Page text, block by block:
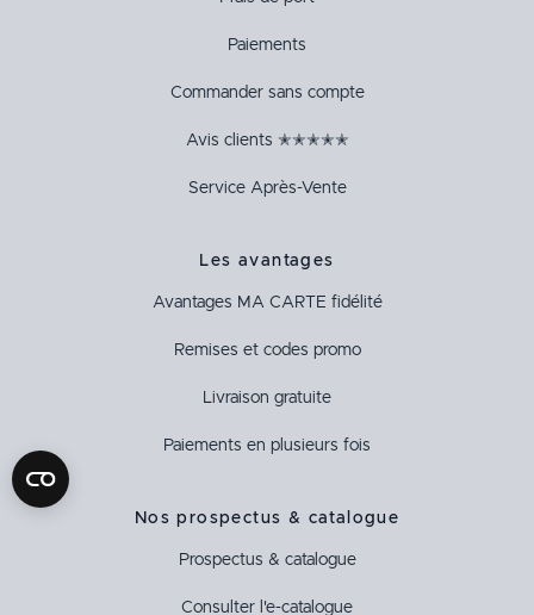
Paiements
Commander sans compte
Avis clients ✭✭✭✭✭
Service Après-Vente
Les avantages
Avantages MA CARTE fidélité
Remises et codes promo
Livraison gratuite
Paiements en plusieurs fois
Nos prospectus & catalogue
Prospectus & catalogue
Consulter l'e-catalogue